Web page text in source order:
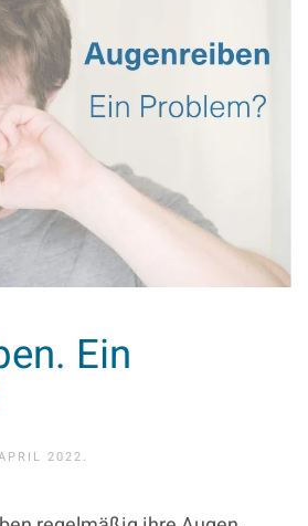
Ein
2022.